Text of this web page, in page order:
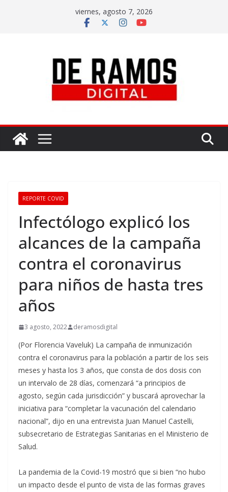
viernes, agosto 7, 2026
REPORTE COVID
Infectólogo explicó los
alcances de la campaña
contra el coronavirus
para niños de hasta tres
años
3 agosto, 2022 deramosdigital
(Por Florencia Vaveluk) La campaña de inmunización
contra el coronavirus para la población a partir de los seis
meses y hasta los 3 años, que consta de dos dosis con
un intervalo de 28 días, comenzará “a principios de
agosto, según cada jurisdicción” y buscará aprovechar la
iniciativa para “completar la vacunación del calendario
nacional”, dijo en una entrevista Juan Manuel Castelli,
subsecretario de Estrategias Sanitarias en el Ministerio de
Salud.
La pandemia de la Covid-19 mostró que si bien “no hubo
un impacto desde el punto de vista de las formas graves